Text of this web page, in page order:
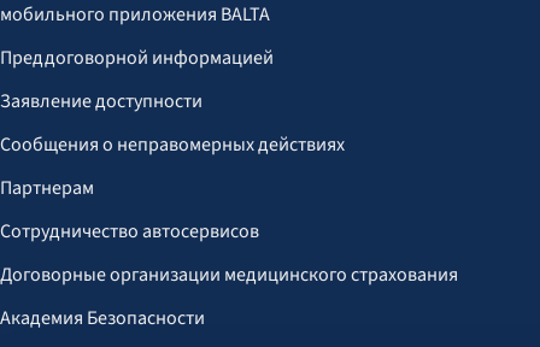
мобильного приложения BALTA
Преддоговорной информацией
Заявление доступности
Сообщения о неправомерных действиях
Партнерам
Сотрудничество автосервисов
Договорные организации медицинского страхования
Академия Безопасности